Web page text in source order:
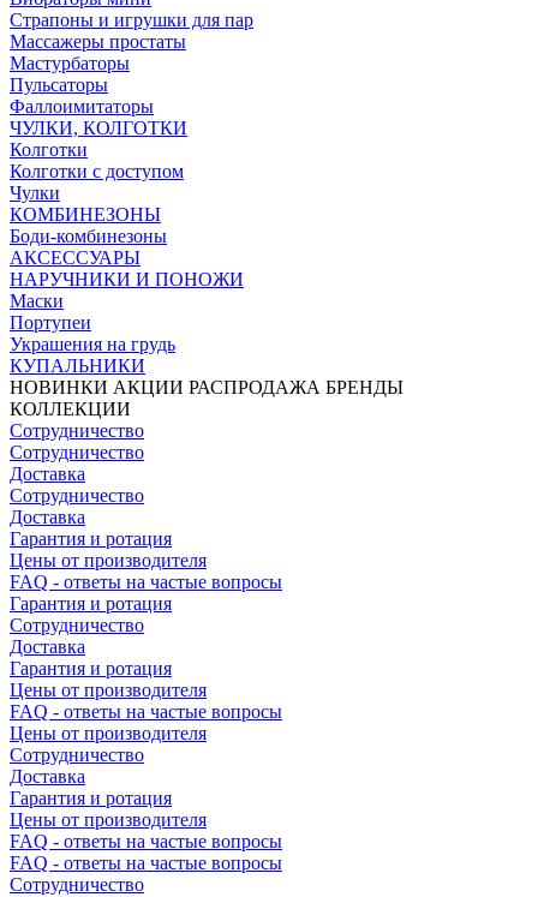
Страпоны и игрушки для пар
Массажеры простаты
Мастурбаторы
Пульсаторы
Фаллоимитаторы
ЧУЛКИ, КОЛГОТКИ
Колготки
Колготки с доступом
Чулки
КОМБИНЕЗОНЫ
Боди-комбинезоны
АКСЕССУАРЫ
НАРУЧНИКИ И ПОНОЖИ
Маски
Портупеи
Украшения на грудь
КУПАЛЬНИКИ
НОВИНКИ АКЦИИ РАСПРОДАЖА БРЕНДЫ
КОЛЛЕКЦИИ
Сотрудничество
Сотрудничество
Доставка
Сотрудничество
Доставка
Гарантия и ротация
Цены от производителя
FAQ - ответы на частые вопросы
Гарантия и ротация
Сотрудничество
Доставка
Гарантия и ротация
Цены от производителя
FAQ - ответы на частые вопросы
Цены от производителя
Сотрудничество
Доставка
Гарантия и ротация
Цены от производителя
FAQ - ответы на частые вопросы
FAQ - ответы на частые вопросы
Сотрудничество